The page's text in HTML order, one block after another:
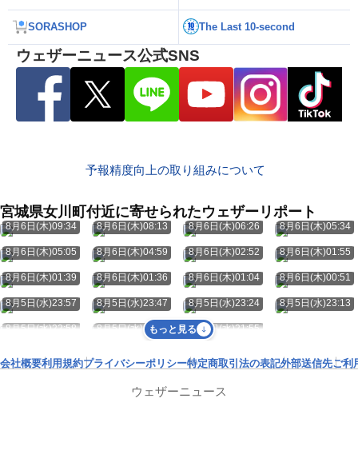
SORASHOP The Last 10-second
ウェザーニュース公式SNS
予報精度向上の取り組みについて
宮城県女川町付近に寄せられたウェザーリポート
8月6日(木)09:34 8月6日(木)08:13 8月6日(木)06:26 8月6日(木)05:34
8月6日(木)05:05 8月6日(木)04:59 8月6日(木)02:52 8月6日(木)01:55
8月6日(木)01:39 8月6日(木)01:36 8月6日(木)01:04 8月6日(木)00:51
8月5日(水)23:57 8月5日(水)23:47 8月5日(水)23:24 8月5日(水)23:13
8月5日(水)22:58 8月5日(水)22:24 8月5日(水)21:55
もっと見る
会社概要利用規約プライバシーポリシー特定商取引法の表記外部送信先ご利
ウェザーニュース